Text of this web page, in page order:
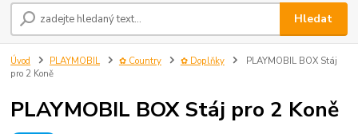
Hledat
Úvod PLAYMOBIL ✿ Country ✿ Doplňky
PLAYMOBIL BOX Stáj
pro 2 Koně
PLAYMOBIL BOX Stáj pro 2 Koně